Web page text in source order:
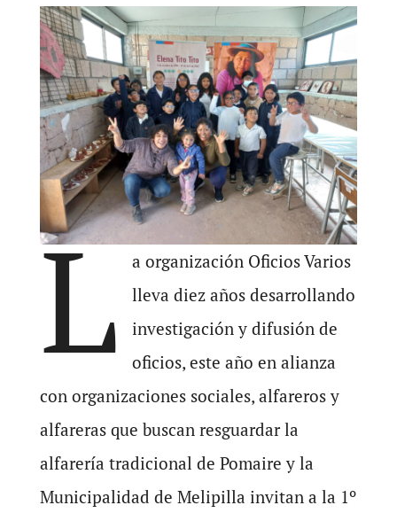
L
a organización Oficios Varios
lleva diez años desarrollando
investigación y difusión de
oficios, este año en alianza
con organizaciones sociales, alfareros y
alfareras que buscan resguardar la
alfarería tradicional de Pomaire y la
Municipalidad de Melipilla invitan a la 1º